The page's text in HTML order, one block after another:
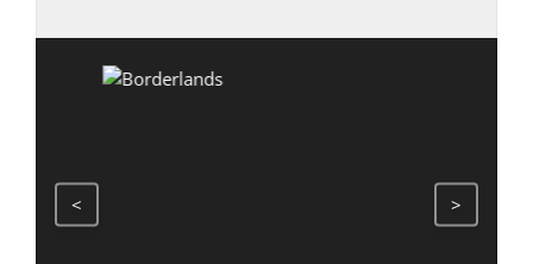
< >